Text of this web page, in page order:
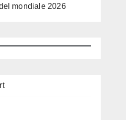
mondiale 2026